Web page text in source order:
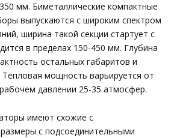
мм. Биметаллические компактные
выпускаются с широким спектром
ширина такой секции стартует с
в пределах 150-450 мм. Глубина
остальных габаритов и
мощность варьируется от
давлении 25-35 атмосфер.
имеют схожие с
с подсоединительными